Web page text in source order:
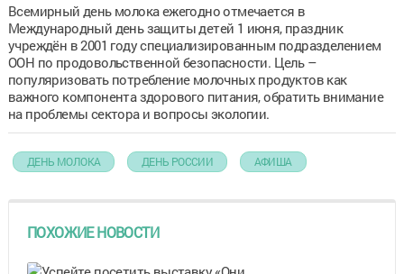
Всемирный день молока ежегодно отмечается в
Международный день защиты детей 1 июня, праздник
учреждён в 2001 году специализированным подразделением
ООН по продовольственной безопасности. Цель –
популяризовать потребление молочных продуктов как
важного компонента здорового питания, обратить внимание
на проблемы сектора и вопросы экологии.
ДЕНЬ МОЛОКА ДЕНЬ РОССИИ АФИША
ПОХОЖИЕ НОВОСТИ